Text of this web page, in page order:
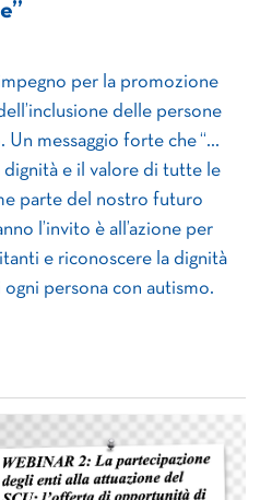
per la promozione
delle persone
Un messaggio forte che “…
e il valore di tutte le
parte del nostro futuro
l’invito è all’azione per
e riconoscere la dignità
persona con autismo.